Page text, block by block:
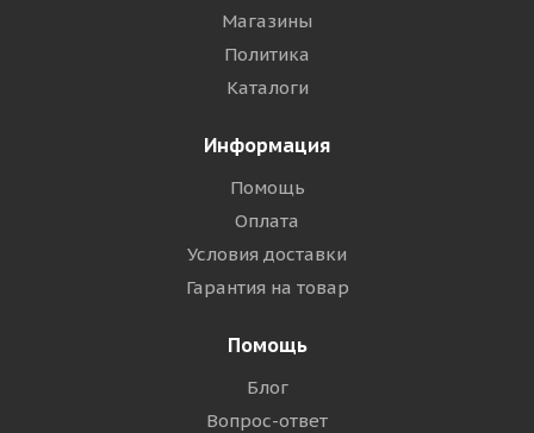
Магазины
Политика
Каталоги
Информация
Помощь
Оплата
Условия доставки
Гарантия на товар
Помощь
Блог
Вопрос-ответ